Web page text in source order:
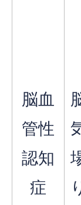
脳血
管性
認知
症